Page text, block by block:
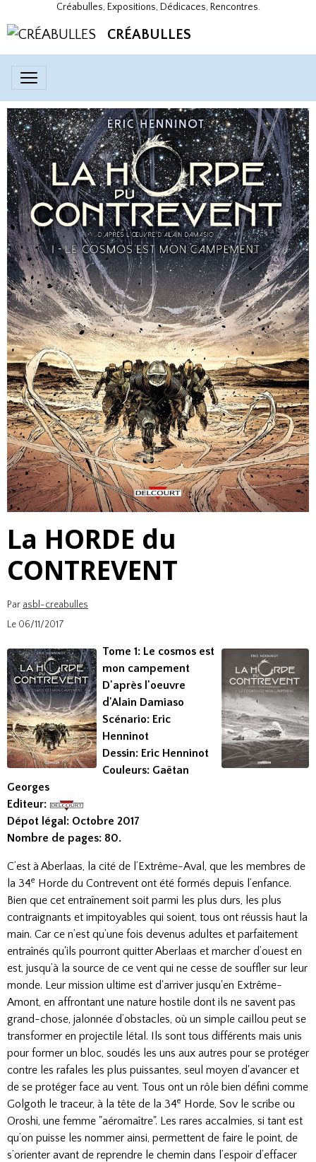
Créabulles, Expositions, Dédicaces, Rencontres.
CRÉABULLES
La HORDE du
CONTREVENT
Par asbl-creabulles
Le 06/11/2017
Tome 1: Le cosmos est
mon campement
D'après l'oeuvre
d'Alain Damiaso
Scénario: Eric
Henninot
Dessin: Eric Henninot
Couleurs: Gaëtan
Georges
Editeur:
Dépot légal: Octobre 2017
Nombre de pages: 80.
C’est à Aberlaas, la cité de l’Extrême-Aval, que les membres de
la 34e Horde du Contrevent ont été formés depuis l’enfance.
Bien que cet entraînement soit parmi les plus durs, les plus
contraignants et impitoyables qui soient, tous ont réussis haut la
main. Car ce n’est qu’une fois devenus adultes et parfaitement
entraînés qu'ils pourront quitter Aberlaas et marcher d’ouest en
est, jusqu’à la source de ce vent qui ne cesse de souffler sur leur
monde. Leur mission ultime est d'arriver jusqu'en Extrême-
Amont, en affrontant une nature hostile dont ils ne savent pas
grand-chose, jalonnée d’obstacles, où un simple caillou peut se
transformer en projectile létal. Ils sont tous différents mais unis
pour former un bloc, soudés les uns aux autres pour se protéger
contre les rafales les plus puissantes, seul moyen d'avancer et
de se protéger face au vent. Tous ont un rôle bien défini comme
Golgoth le traceur, à la tête de la 34e Horde, Sov le scribe ou
Oroshi, une femme "aéromaître". Les rares accalmies, si tant est
qu’on puisse les nommer ainsi, permettent de faire le point, de
s’orienter avant de reprendre le chemin dans l’espoir d’effacer